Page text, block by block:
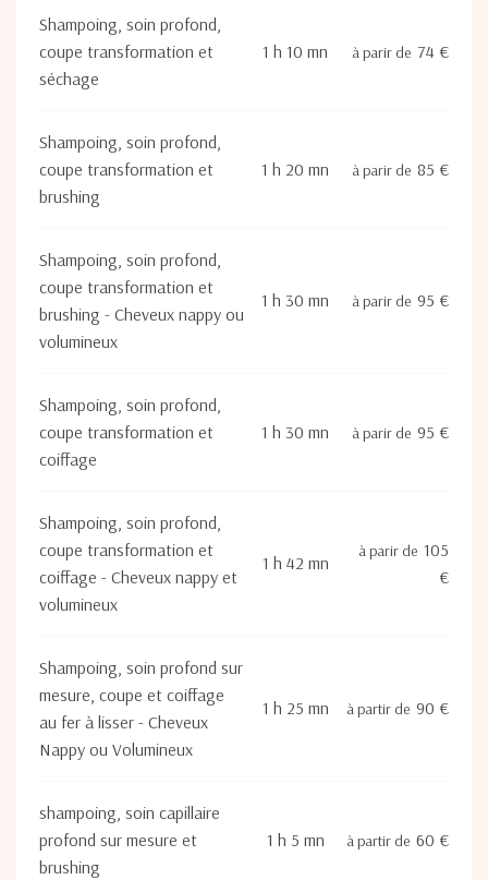
Shampoing, soin profond,
coupe transformation et
séchage
1 h 10 mn à parir de 74 €
Shampoing, soin profond,
coupe transformation et
brushing
1 h 20 mn à parir de 85 €
Shampoing, soin profond,
coupe transformation et
brushing - Cheveux nappy ou
volumineux
1 h 30 mn à parir de 95 €
Shampoing, soin profond,
coupe transformation et
coiffage
1 h 30 mn à parir de 95 €
Shampoing, soin profond,
coupe transformation et
coiffage - Cheveux nappy et
volumineux
1 h 42 mn
à parir de 105
€
Shampoing, soin profond sur
mesure, coupe et coiffage
au fer à lisser - Cheveux
Nappy ou Volumineux
1 h 25 mn à partir de 90 €
shampoing, soin capillaire
profond sur mesure et
brushing
1 h 5 mn à partir de 60 €